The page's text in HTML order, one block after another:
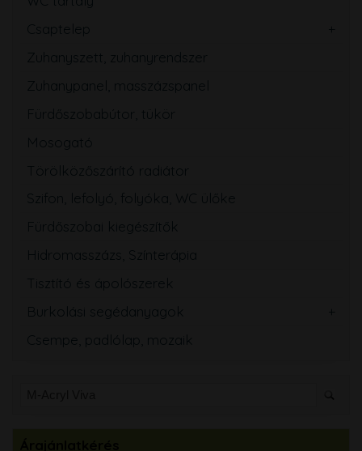
Csaptelep
Zuhanyszett, zuhanyrendszer
Zuhanypanel, masszázspanel
Fürdőszobabútor, tükör
Mosogató
Törölközőszárító radiátor
Szifon, lefolyó, folyóka, WC ülőke
Fürdőszobai kiegészítők
Hidromasszázs, Színterápia
Tisztító és ápolószerek
Burkolási segédanyagok
Csempe, padlólap, mozaik